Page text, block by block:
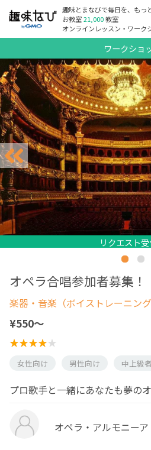
趣味とまなびで毎日を、もっ
お教室21,000教室
オンラインレッスン・ワーク
ワークショ
リクエスト
リクエスト
リクエスト
オペラ合唱参加者募集！
楽器・音楽（ボイストレーニング
¥550〜
女性向け 男性向け 中上級
プロ歌手と一緒にあなたも夢の
オペラ・アルモニーア